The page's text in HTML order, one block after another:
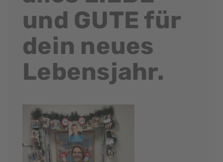
und GUTE für
dein neues
Lebensjahr.